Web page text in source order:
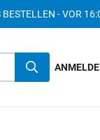
- VOR